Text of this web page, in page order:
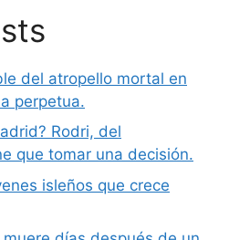
del atropello mortal en
perpetua.
Rodri, del
que tomar una decisión.
isleños que crece